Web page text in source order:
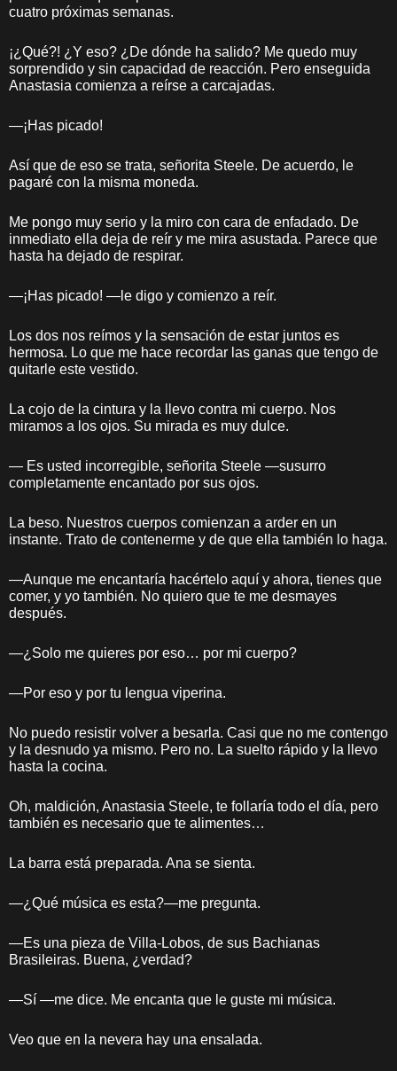
cuatro próximas semanas.
¡¿Qué?! ¿Y eso? ¿De dónde ha salido? Me quedo muy
sorprendido y sin capacidad de reacción. Pero enseguida
Anastasia comienza a reírse a carcajadas.
—¡Has picado!
Así que de eso se trata, señorita Steele. De acuerdo, le
pagaré con la misma moneda.
Me pongo muy serio y la miro con cara de enfadado. De
inmediato ella deja de reír y me mira asustada. Parece que
hasta ha dejado de respirar.
—¡Has picado! —le digo y comienzo a reír.
Los dos nos reímos y la sensación de estar juntos es
hermosa. Lo que me hace recordar las ganas que tengo de
quitarle este vestido.
La cojo de la cintura y la llevo contra mi cuerpo. Nos
miramos a los ojos. Su mirada es muy dulce.
— Es usted incorregible, señorita Steele —susurro
completamente encantado por sus ojos.
La beso. Nuestros cuerpos comienzan a arder en un
instante. Trato de contenerme y de que ella también lo haga.
—Aunque me encantaría hacértelo aquí y ahora, tienes que
comer, y yo también. No quiero que te me desmayes
después.
—¿Solo me quieres por eso… por mi cuerpo?
—Por eso y por tu lengua viperina.
No puedo resistir volver a besarla. Casi que no me contengo
y la desnudo ya mismo. Pero no. La suelto rápido y la llevo
hasta la cocina.
Oh, maldición, Anastasia Steele, te follaría todo el día, pero
también es necesario que te alimentes…
La barra está preparada. Ana se sienta.
—¿Qué música es esta?—me pregunta.
—Es una pieza de Villa-Lobos, de sus Bachianas
Brasileiras. Buena, ¿verdad?
—Sí —me dice. Me encanta que le guste mi música.
Veo que en la nevera hay una ensalada.